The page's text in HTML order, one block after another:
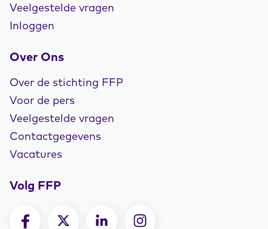
Veelgestelde vragen
Inloggen
Over Ons
Over de stichting FFP
Voor de pers
Veelgestelde vragen
Contactgegevens
Vacatures
Volg FFP